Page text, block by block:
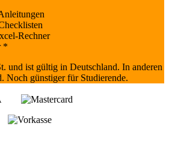
Rechner
*
und ist gültig in Deutschland. In anderen
Noch günstiger für Studierende.